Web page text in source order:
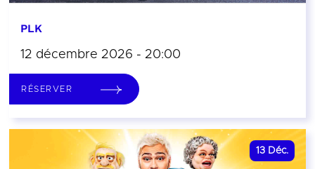
PLK
12 décembre 2026 - 20:00
RÉSERVER
13 Déc.